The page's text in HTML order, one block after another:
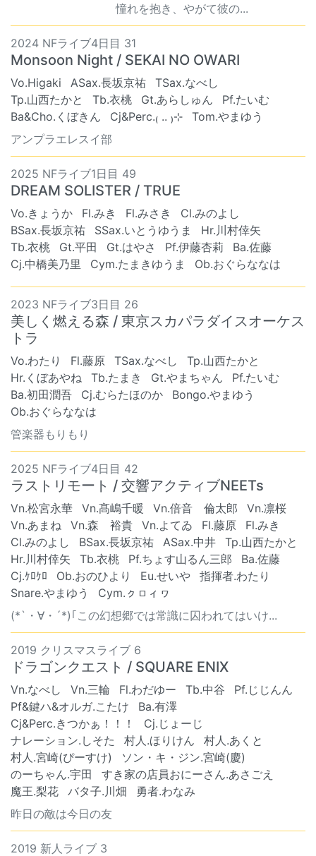
憧れを抱き、やがて彼の...
2024 NFライブ4日目 31
Monsoon Night / SEKAI NO OWARI
Vo.Higaki ASax.長坂京祐
TSax.なべし
Tp.山西たかと
Tb.衣桃 Gt.あらしゅん
Pf.たいむ
Ba&Cho.くぼきん
Cj&Perc.₍ .. ₎⊹
Tom.やまゆう
アンプラエレスイ部
2025 NFライブ1日目 49
DREAM SOLISTER / TRUE
Vo.きょうか Fl.みき Fl.みさき
Cl.みのよし
BSax.長坂京祐
SSax.いとうゆうま
Hr.川村倖矢
Tb.衣桃
Gt.平田 Gt.はやさ Pf.伊藤杏莉
Ba.佐藤
Cj.中橋美乃里
Cym.たまきゆうま Ob.おぐらななは
2023 NFライブ3日目 26
美しく燃える森 / 東京スカパラダイスオーケス
トラ
Vo.わたり Fl.藤原 TSax.なべし
Tp.山西たかと
Hr.くぼあやね
Tb.たまき Gt.やまちゃん
Pf.たいむ
Ba.初田潤吾
Cj.むらたほのか
Bongo.やまゆう
Ob.おぐらななは
管楽器もりもり
2025 NFライブ4日目 42
ラストリモート / 交響アクティブNEETs
Vn.松宮永華 Vn.髙嶋千暖 Vn.倍音 倫太郎
Vn.凛桜
Vn.あまね
Vn.森 裕貴 Vn.よてゐ Fl.藤原
Fl.みき
Cl.みのよし
BSax.長坂京祐 ASax.中井
Tp.山西たかと
Hr.川村倖矢
Tb.衣桃 Pf.ちょす山るん三郎
Ba.佐藤
Cj.ｹﾛｹﾛ
Ob.おのひより Eu.せいや
指揮者.わたり
Snare.やまゆう
Cym.ㇰㇿィヮ
(*`・∀・´*)｢この幻想郷では常識に囚われてはいけ...
2019 クリスマスライブ 6
ドラゴンクエスト / SQUARE ENIX
Vn.なべし Vn.三輪 Fl.わだゆー Tb.中谷
Pf.じじんん
Pf&鍵ハ&オルガ.こたけ
Ba.有澤
Cj&Perc.きつかぁ！！！
Cj.じょーじ
ナレーション.しそた
村人.ほりけん
村人.あくと
村人.宮崎(ぴーすけ)
ソン・キ・ジン.宮崎(慶)
のーちゃん.宇田
すき家の店員おにーさん.あさごえ
魔王.梨花
バタ子.川畑
勇者.わなみ
昨日の敵は今日の友
2019 新人ライブ 3